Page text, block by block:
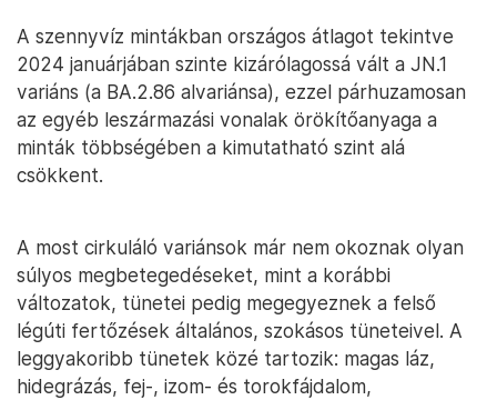
A szennyvíz mintákban országos átlagot tekintve
2024 januárjában szinte kizárólagossá vált a JN.1
variáns (a BA.2.86 alvariánsa), ezzel párhuzamosan
az egyéb leszármazási vonalak örökítőanyaga a
minták többségében a kimutatható szint alá
csökkent.
A most cirkuláló variánsok már nem okoznak olyan
súlyos megbetegedéseket, mint a korábbi
változatok, tünetei pedig megegyeznek a felső
légúti fertőzések általános, szokásos tüneteivel. A
leggyakoribb tünetek közé tartozik: magas láz,
hidegrázás, fej-, izom- és torokfájdalom,